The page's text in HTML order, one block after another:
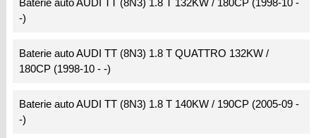
Baterie auto AUDI TT (8N3) 1.8 T 132KW / 180CP (1998-10 -
-)
Baterie auto AUDI TT (8N3) 1.8 T QUATTRO 132KW /
180CP (1998-10 - -)
Baterie auto AUDI TT (8N3) 1.8 T 140KW / 190CP (2005-09 -
-)